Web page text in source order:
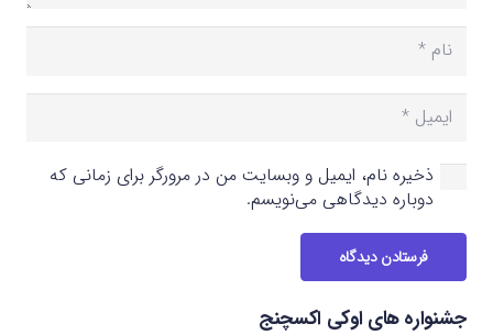
ذخیره نام، ایمیل و وبسایت من در مرورگر برای زمانی که
دوباره دیدگاهی می‌نویسم.
فرستادن دیدگاه
جشنواره های اوکی اکسچنج